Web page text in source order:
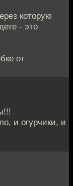
которую
- это
от
и огурчики, и